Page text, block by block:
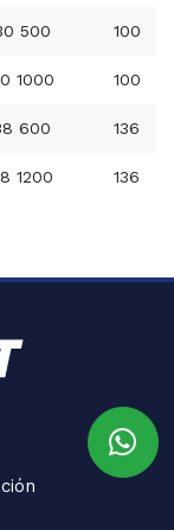
500 100
1000 100
600 136
1200 136